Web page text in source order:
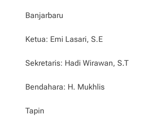
Banjarbaru
Ketua: Emi Lasari, S.E
Sekretaris: Hadi Wirawan, S.T
Bendahara: H. Mukhlis
Tapin